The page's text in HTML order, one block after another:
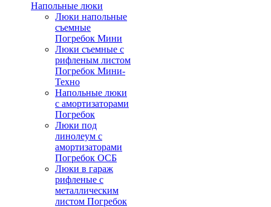
Напольные люки
Люки напольные
съемные
Погребок Мини
Люки съемные с
рифленым листом
Погребок Мини-
Техно
Напольные люки
с амортизаторами
Погребок
Люки под
линолеум с
амортизаторами
Погребок ОСБ
Люки в гараж
рифленые с
металлическим
листом Погребок